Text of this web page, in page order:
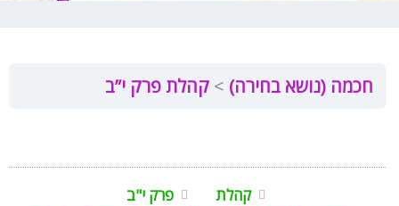
חכמה (נושא בחירה) קהלת פרק י”ב
קהלת
פרק י"ב